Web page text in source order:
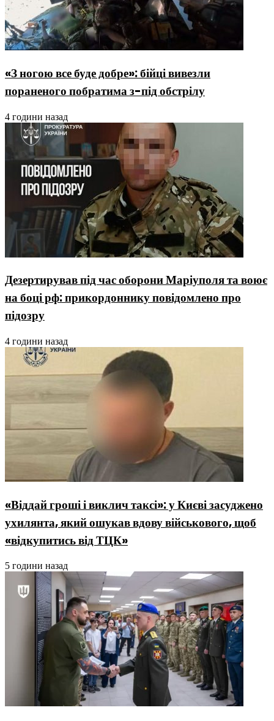
«З ногою все буде добре»: бійці вивезли
пораненого побратима з-під обстрілу
4 години назад
Дезертирував під час оборони Маріуполя та воює
на боці рф: прикордоннику повідомлено про
підозру
4 години назад
«Віддай гроші і виклич таксі»: у Києві засуджено
ухилянта, який ошукав вдову військового, щоб
«відкупитись від ТЦК»
5 години назад